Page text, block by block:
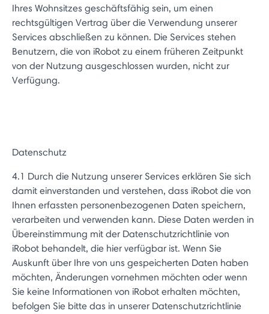
Ihres Wohnsitzes geschäftsfähig sein, um einen
rechtsgültigen Vertrag über die Verwendung unserer
Services abschließen zu können. Die Services stehen
Benutzern, die von iRobot zu einem früheren Zeitpunkt
von der Nutzung ausgeschlossen wurden, nicht zur
Verfügung.
Datenschutz
4.1 Durch die Nutzung unserer Services erklären Sie sich
damit einverstanden und verstehen, dass iRobot die von
Ihnen erfassten personenbezogenen Daten speichern,
verarbeiten und verwenden kann. Diese Daten werden in
Übereinstimmung mit der Datenschutzrichtlinie von
iRobot behandelt, die hier verfügbar ist. Wenn Sie
Auskunft über Ihre von uns gespeicherten Daten haben
möchten, Änderungen vornehmen möchten oder wenn
Sie keine Informationen von iRobot erhalten möchten,
befolgen Sie bitte das in unserer Datenschutzrichtlinie